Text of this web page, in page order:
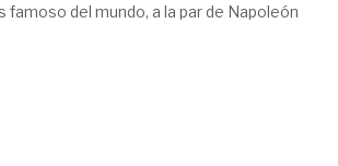
del mundo, a la par de Napoleón